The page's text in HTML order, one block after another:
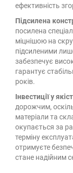
ефективність
Підсилена
посилена
міцнішою на
підсиленими
забезпечує
гарантує
років.
Інвестиції у
дорожчим,
матеріали та
окупається за
терміну
отримуєте
стане надійним